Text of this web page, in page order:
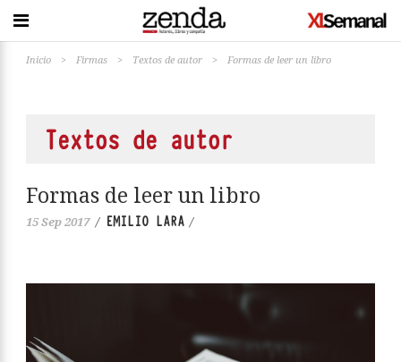
Inicio > Firmas > Textos de autor > Formas de leer un libro
Textos de autor
Formas de leer un libro
15 Sep 2017 / EMILIO LARA /